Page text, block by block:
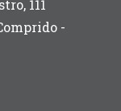
111
-